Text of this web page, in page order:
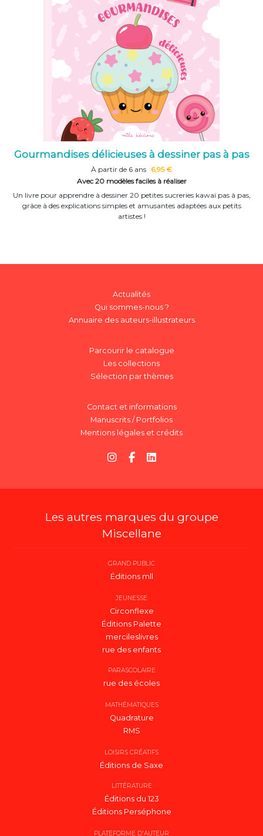
Gourmandises délicieuses à dessiner pas à pas
À partir de 6 ans 6,95 €
Avec 20 modèles faciles à réaliser
Un livre pour apprendre à dessiner 20 petites sucreries kawaï pas à pas,
grâce à des explications simples et amusantes adaptées aux petits
artistes !
Actualités
Qui sommes-nous ?
Annuaire des auteurs-illustrateurs
Parcourir le catalogue
Les collections
Sélection par thèmes
Contact et informations
Manuscrits / Portfolios
Mentions légales et crédits
Les autres marques du groupe
Miscellane
GRAND PUBLIC
Éditions mll
JEUNESSE
Circonflexe
Éditions Palette
mercileslivres
rue des enfants
PARASCOLAIRE
rue des écoles
MATHÉMATIQUES
Quadrature
RMS
LOISIRS CRÉATIFS
Éditions de Saxe
LITTÉRATURE
Éditions du 123
Éditions Perséphone
PLATEFORME D'AUTEUR